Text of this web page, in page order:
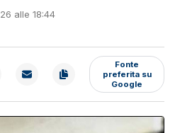
alle 18:44
Fonte
preferita su
Google